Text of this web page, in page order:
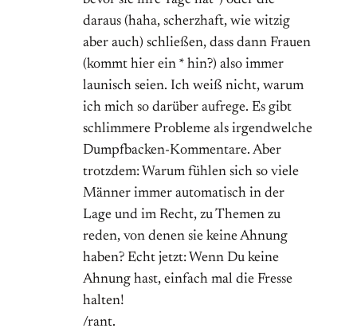
daraus (haha, scherzhaft, wie witzig
aber auch) schließen, dass dann Frauen
(kommt hier ein * hin?) also immer
launisch seien. Ich weiß nicht, warum
ich mich so darüber aufrege. Es gibt
schlimmere Probleme als irgendwelche
Dumpfbacken-Kommentare. Aber
trotzdem: Warum fühlen sich so viele
Männer immer automatisch in der
Lage und im Recht, zu Themen zu
reden, von denen sie keine Ahnung
haben? Echt jetzt: Wenn Du keine
Ahnung hast, einfach mal die Fresse
halten!
/rant.